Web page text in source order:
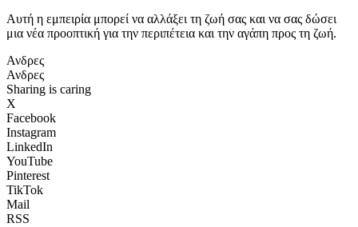
Αυτή η εμπειρία μπορεί να αλλάξει τη ζωή σας και να σας δώσει
μια νέα προοπτική για την περιπέτεια και την αγάπη προς τη ζωή.
Ανδρες
Ανδρες
Sharing is caring
X
Facebook
Instagram
LinkedIn
YouTube
Pinterest
TikTok
Mail
RSS